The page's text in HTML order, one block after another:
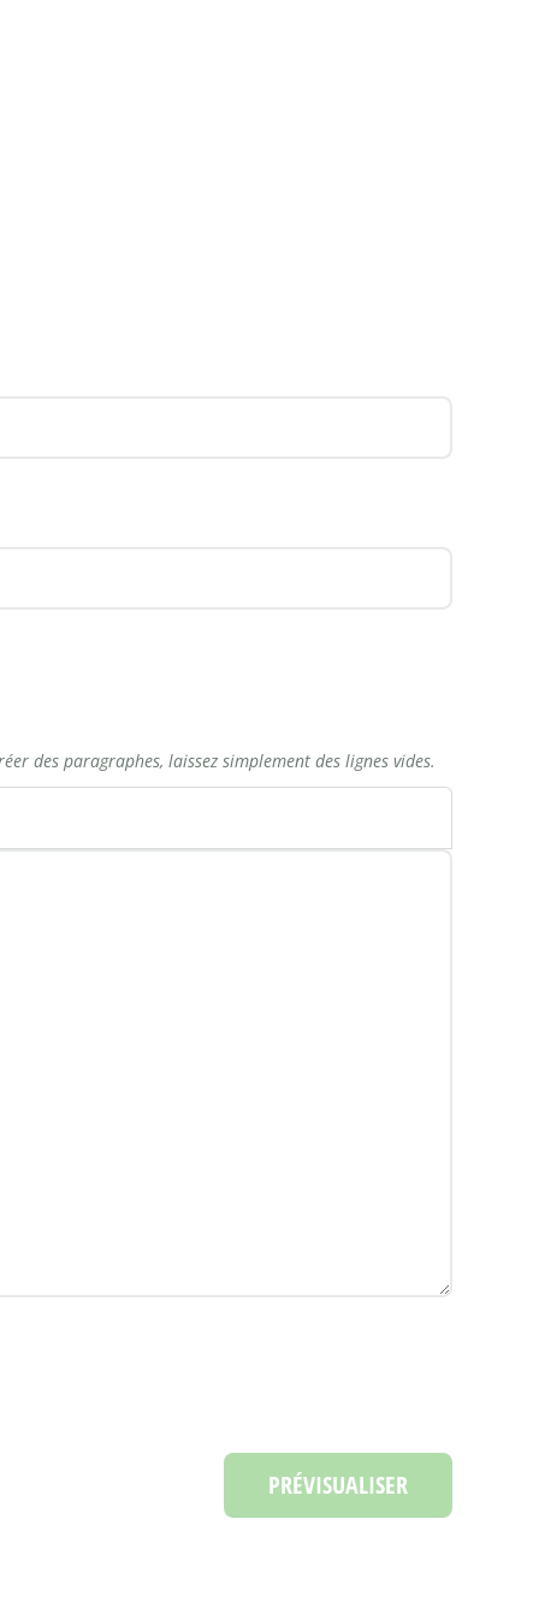
des paragraphes, laissez simplement des lignes vides.